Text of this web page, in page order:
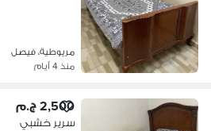
مريوطية، فيصل
منذ 4 أيام
2,500 ج.م
سرير خشبي